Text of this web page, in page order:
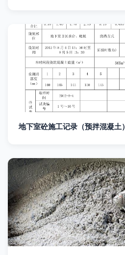
地下室砼施工记录（预拌混凝土）